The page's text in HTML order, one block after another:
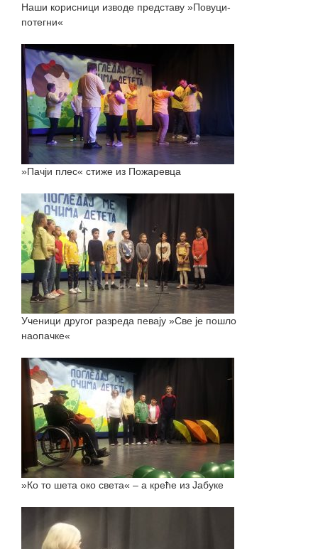
Наши корисници изводе представу »Повуци-
потегни«
»Пачји плес« стиже из Пожаревца
Ученици другог разреда певају »Све је пошло
наопачке«
»Ко то шета око света« – а креће из Јабуке